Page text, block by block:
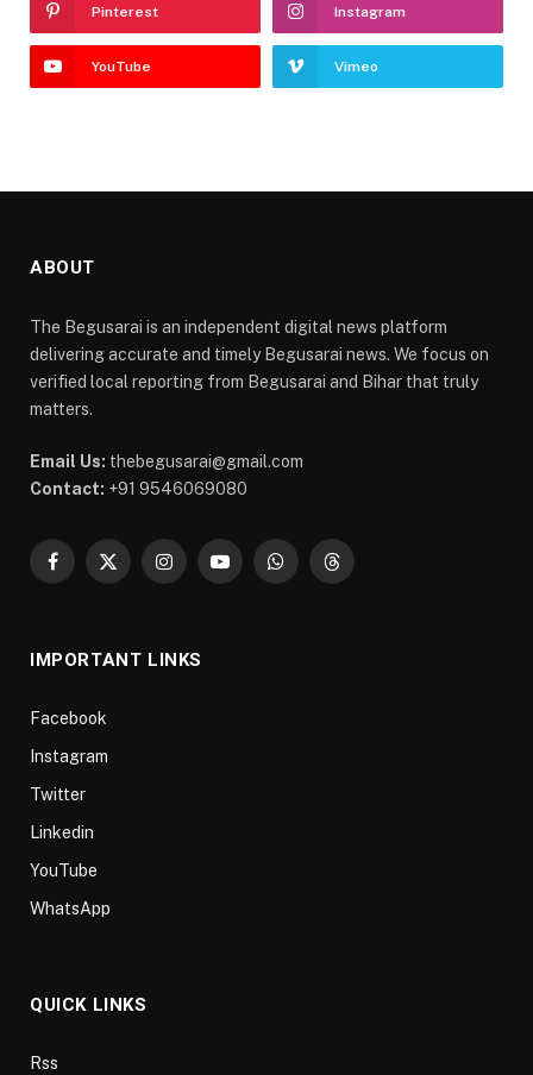
Pinterest Instagram
YouTube Vimeo
ABOUT
The Begusarai is an independent digital news platform
delivering accurate and timely Begusarai news. We focus on
verified local reporting from Begusarai and Bihar that truly
matters.
Email Us: thebegusarai@gmail.com
Contact: +91 9546069080
Facebook
X
InstagramYouTubeWhatsAppThreads
IMPORTANT LINKS
Facebook
Instagram
Twitter
Linkedin
YouTube
WhatsApp
QUICK LINKS
Rss